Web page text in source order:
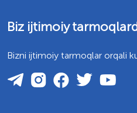
Biz ijtimoiy
Bizni ijtimoiy tarmoqlar orqali